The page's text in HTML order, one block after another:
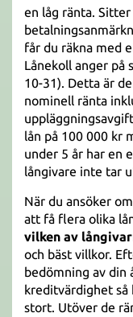
en låg ränta.
får du räkna med
Lånekoll anger på
10-31). Detta är
nominell ränta
lån på 100 000 kr
under 5 år har en
långivare inte tar
När du ansöker
att få flera olika
vilken av
och bäst villkor.
bedömning av din
kreditvärdighet så
stort. Utöver de